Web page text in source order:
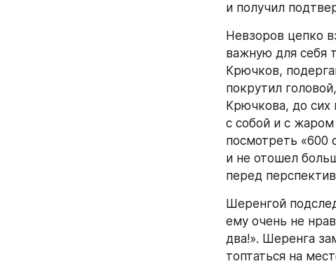
и получил
Невзоров цепко
важную для себя
Крючков,
покрутил
Крючкова, до сих
с собой и с
посмотреть «600
и не отошел
перед
Шеренгой
ему очень не
два!». Шеренга
топтаться на